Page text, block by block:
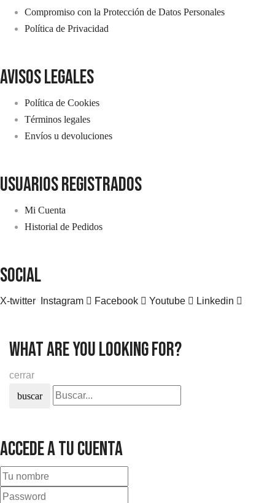
Compromiso con la Protección de Datos Personales
Política de Privacidad
avisos legales
Política de Cookies
Términos legales
Envíos u devoluciones
usuarios registrados
Mi Cuenta
Historial de Pedidos
SOCIAL
X-twitter Instagram Facebook Youtube Linkedin
what are you looking for?
cerrar
buscar
Accede a tu cuenta